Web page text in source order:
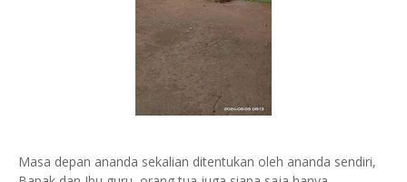
Masa depan ananda sekalian ditentukan oleh ananda sendiri,